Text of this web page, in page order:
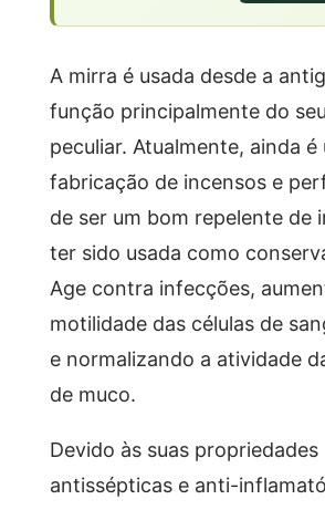
A mirra é usada desde a
função principalmente do
peculiar. Atualmente, ainda é
fabricação de incensos e
de ser um bom repelente de
ter sido usada como
Age contra infecções,
motilidade das células de
e normalizando a atividade
de muco.
Devido às suas propriedades
antissépticas e anti-